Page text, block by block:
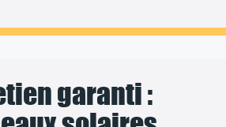
garanti :